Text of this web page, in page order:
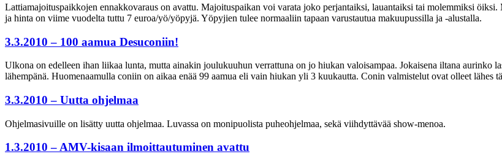
Lattiamajoituspaikkojen ennakkovaraus on avattu. Majoituspaikan voi varata joko perjantaiksi, lauantaiksi tai molemmiksi
ja hinta on viime vuodelta tuttu 7 euroa/yö/yöpyjä. Yöpyjien tulee normaaliin tapaan varustautua makuupussilla ja -alustalla.
3.3.2010 – 100 aamua Desuconiin!
Ulkona on edelleen ihan liikaa lunta, mutta ainakin joulukuuhun verrattuna on jo hiukan valoisampaa. Jokaisena iltana aurinko
lähempänä. Huomenaamulla coniin on aikaa enää 99 aamua eli vain hiukan yli 3 kuukautta. Conin valmistelut ovat olleet lähes
3.3.2010 – Uutta ohjelmaa
Ohjelmasivuille on lisätty uutta ohjelmaa. Luvassa on monipuolista puheohjelmaa, sekä viihdyttävää show-menoa.
1.3.2010 – AMV-kisaan ilmoittautuminen avattu